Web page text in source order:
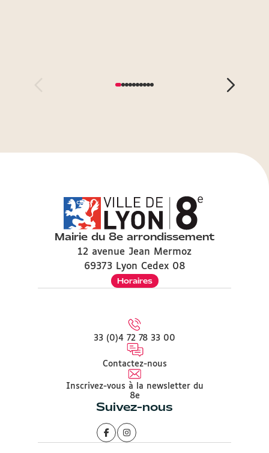
Mairie du 8e arrondissement
12 avenue Jean Mermoz
69373 Lyon Cedex 08
Horaires
33 (0)4 72 78 33 00
Contactez-nous
Inscrivez-vous à la newsletter du
8e
Suivez-nous